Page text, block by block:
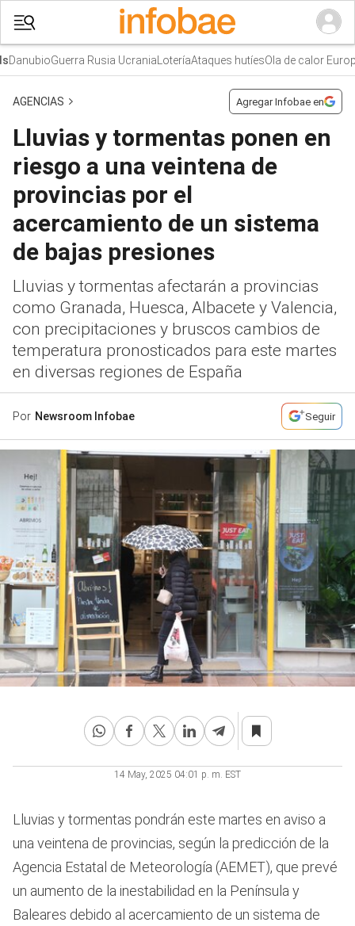
Guerra Rusia UcraniaLoteríaAtaques hutíesOla de calor Europa
AGENCIAS Agregar Infobae en
Lluvias y tormentas ponen en
riesgo a una veintena de
provincias por el
acercamiento de un sistema
de bajas presiones
Lluvias y tormentas afectarán a provincias
como Granada, Huesca, Albacete y Valencia,
con precipitaciones y bruscos cambios de
temperatura pronosticados para este martes
en diversas regiones de España
Por Newsroom Infobae Seguir
14 May, 2025 04:01 p. m. EST
Lluvias y tormentas pondrán este martes en aviso a
una veintena de provincias, según la predicción de la
Agencia Estatal de Meteorología (AEMET), que prevé
un aumento de la inestabilidad en la Península y
Baleares debido al acercamiento de un sistema de